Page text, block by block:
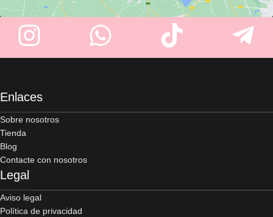
Enlaces
Sobre nosotros
Tienda
Blog
Contacte con nosotros
Legal
Aviso legal
Política de privacidad